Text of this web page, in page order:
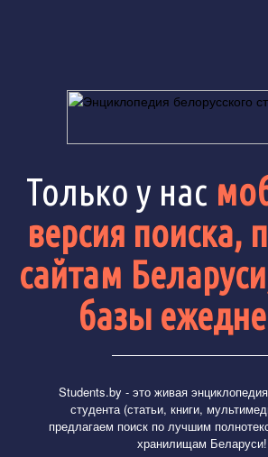
Только у нас
версия поиска,
сайтам
базы
Students.by - это живая
студента (статьи, книги,
предлагаем поиск по лучшим
хранилищам Беларуси!